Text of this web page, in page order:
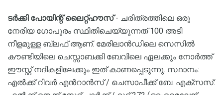
ടർക്കി പോയിന്റ് ലൈറ്റ്ഹൗസ്- ചരിത്രത്തിലെ ഒരു
നേരിയ ഗോപുരം സ്ഥിതിചെയ്യുന്നത് 100 അടി
നീളമുള്ള ബ്ലഫ് ആണ്. മേരിലാൻഡിലെ സെസിൽ
കൗണ്ടിയിലെ ചെസ്സാബക്കി ബേവിലെ ഏലക്കും നോർത്ത്
ഈസ്റ്റ് നദികളിലേക്കും ഇത് കാണപ്പെടുന്നു. സ്ഥാനം:
എൽക്ക് റിവർ എൻറാൻസ് / ചെസാപീക്ക് ബേ. എക്സസ്: